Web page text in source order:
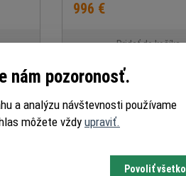
996 €
Pridať do košíka
nám pozoronosť.
a analýzu návštevnosti používame
môžete vždy upraviť.
Povoliť všetko